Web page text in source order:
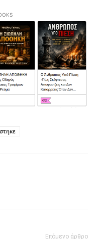
Επόμενο άρθρο